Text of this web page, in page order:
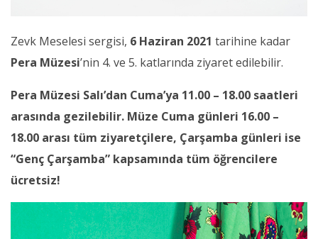
Zevk Meselesi sergisi, 6 Haziran 2021 tarihine kadar
Pera Müzesi’nin 4. ve 5. katlarında ziyaret edilebilir.
Pera Müzesi Salı’dan Cuma’ya 11.00 – 18.00 saatleri
arasında gezilebilir. Müze Cuma günleri 16.00 –
18.00 arası tüm ziyaretçilere, Çarşamba günleri ise
“Genç Çarşamba” kapsamında tüm öğrencilere
ücretsiz!